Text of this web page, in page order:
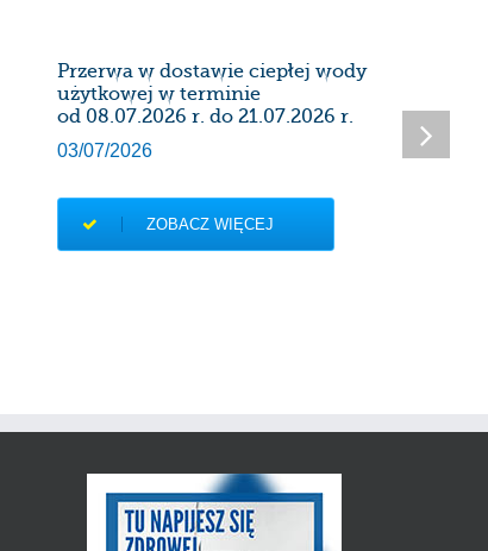
Przerwa w dostawie ciepłej wody
użytkowej w terminie
od 08.07.2026 r. do 21.07.2026 r.
03/07/2026
ZOBACZ WIĘCEJ